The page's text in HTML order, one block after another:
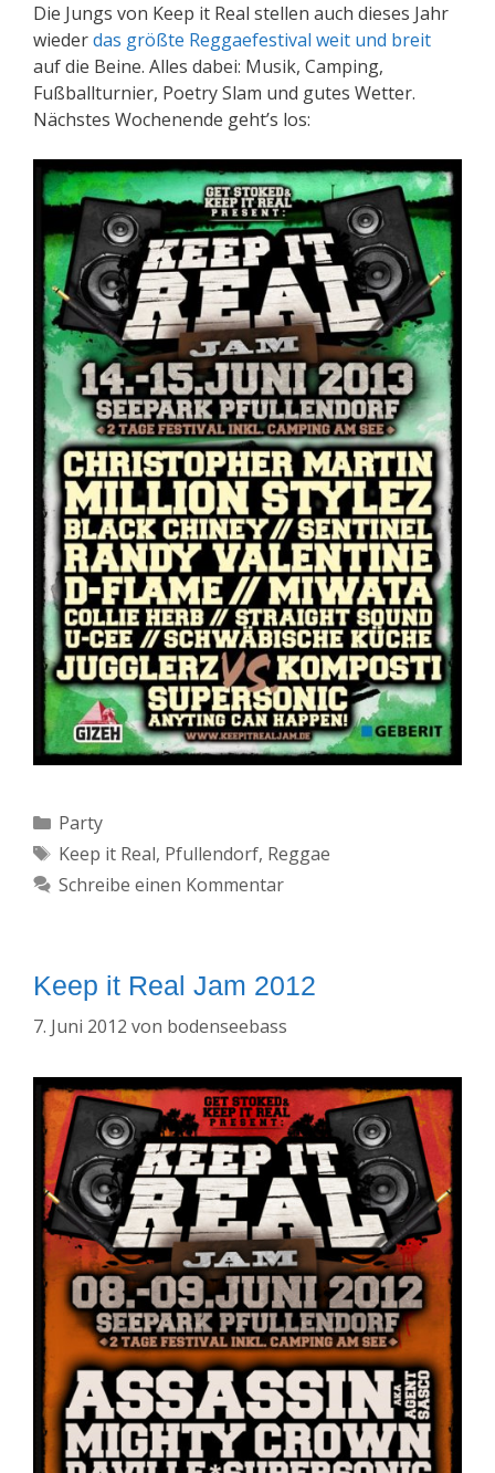
Die Jungs von Keep it Real stellen auch dieses Jahr
wiederdas größte Reggaefestival weit und breit
auf die Beine. Alles dabei: Musik, Camping,
Fußballturnier, Poetry Slam und gutes Wetter.
Nächstes Wochenende geht’s los:
Kategorien
Party
Schlagwörter
Keep it Real, Pfullendorf, Reggae
Schreibe einen Kommentar
Keep it Real Jam 2012
7. Juni 2012 von bodenseebass